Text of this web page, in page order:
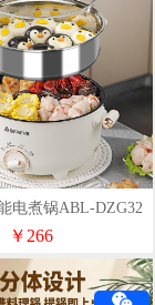
电煮锅ABL-DZG32
￥266